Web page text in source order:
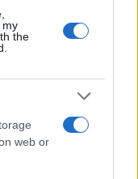
my
the
web or
stata questa
la prima di
che la polizia
dobbiamo
Un colpo al